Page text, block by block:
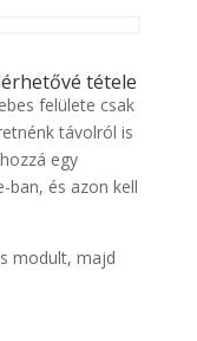
tétele
felülete csak
távolról is
egy
ban, és azon kell
modult, majd